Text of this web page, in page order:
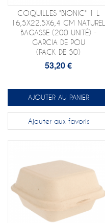
COQUILLES "BIONIC" 1 L
16,5X22,5X6,4 CM NATUREL
BAGASSE (200 UNITÉ) -
GARCIA DE POU
(PACK DE 50)
53,20 €
AJOUTER AU PANIER
Ajouter aux favoris